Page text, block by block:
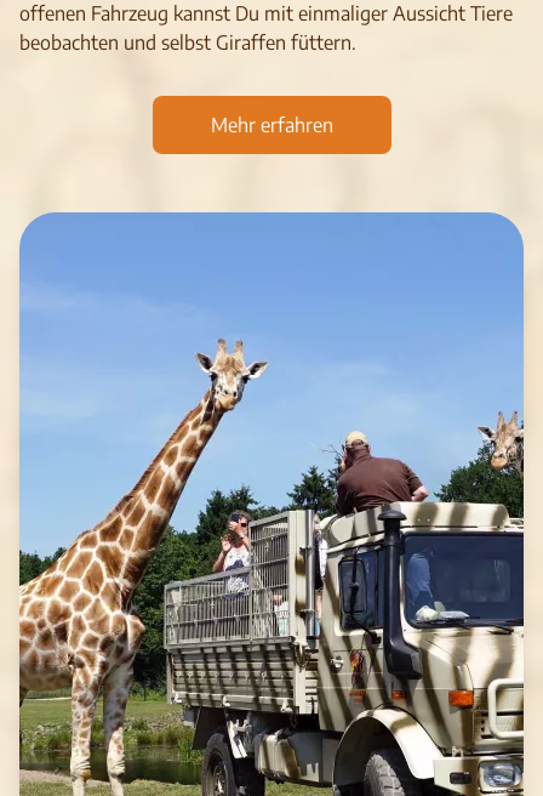
offenen Fahrzeug kannst Du mit einmaliger Aussicht Tiere
beobachten und selbst Giraffen füttern.
Mehr erfahren